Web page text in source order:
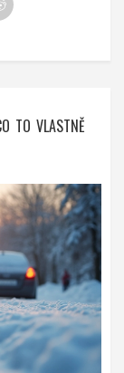
TO VLASTNĚ